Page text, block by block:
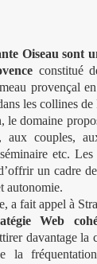
Oiseau sont
constitué
provençal
les collines
domaine
aux couples,
etc.
un cadre
autonomie.
a fait appel à
Web
davantage la
la